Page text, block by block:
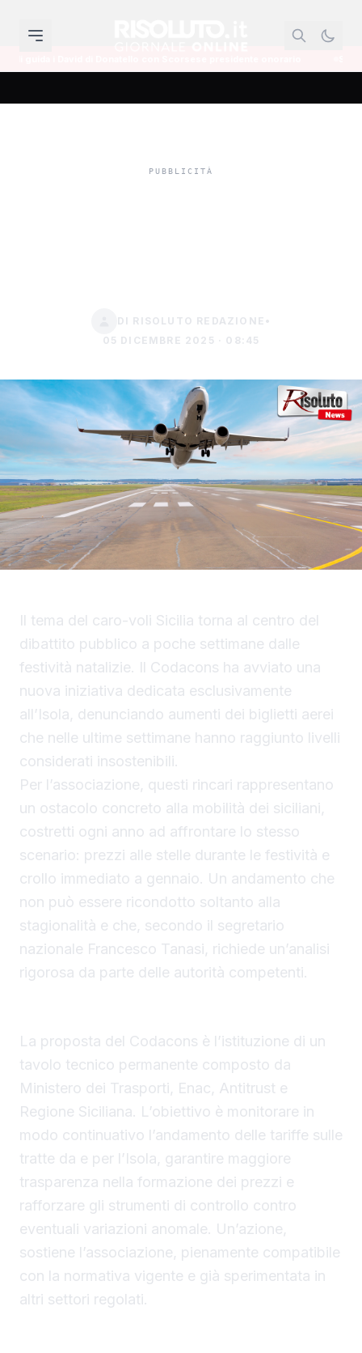
DI RISOLUTO REDAZIONE •
05 DICEMBRE 2025 · 08:45
Il tema del caro-voli Sicilia torna al centro del
dibattito pubblico a poche settimane dalle
festività natalizie. Il Codacons ha avviato una
nuova iniziativa dedicata esclusivamente
all’Isola, denunciando aumenti dei biglietti aerei
che nelle ultime settimane hanno raggiunto livelli
considerati insostenibili.
Per l’associazione, questi rincari rappresentano
un ostacolo concreto alla mobilità dei siciliani,
costretti ogni anno ad affrontare lo stesso
scenario: prezzi alle stelle durante le festività e
crollo immediato a gennaio. Un andamento che
non può essere ricondotto soltanto alla
stagionalità e che, secondo il segretario
nazionale Francesco Tanasi, richiede un’analisi
rigorosa da parte delle autorità competenti.
La proposta del Codacons è l’istituzione di un
tavolo tecnico permanente composto da
Ministero dei Trasporti, Enac, Antitrust e
Regione Siciliana. L’obiettivo è monitorare in
modo continuativo l’andamento delle tariffe sulle
tratte da e per l’Isola, garantire maggiore
trasparenza nella formazione dei prezzi e
rafforzare gli strumenti di controllo contro
eventuali variazioni anomale. Un’azione,
sostiene l’associazione, pienamente compatibile
con la normativa vigente e già sperimentata in
altri settori regolati.